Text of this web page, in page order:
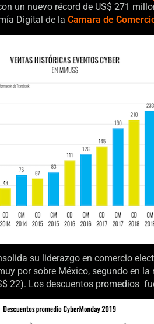
un nuevo récord de US$ 271
Digital de la Camara de
su liderazgo en comercio
por sobre México, segundo en
22). Los descuentos promedios